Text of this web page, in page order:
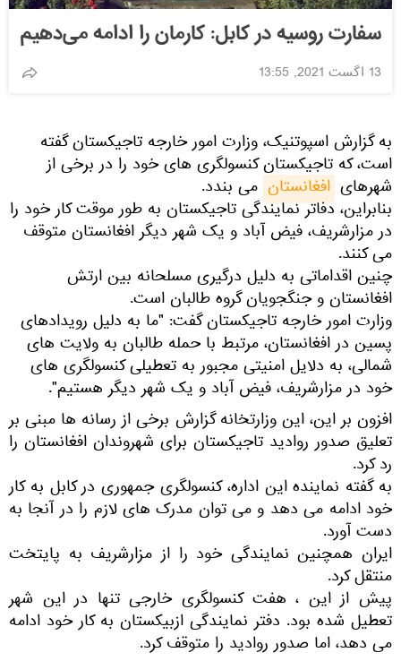
سفارت روسیه در کابل: کارمان را ادامه می‌دهیم
13 اگست 2021, 13:55
به گزارش اسپوتنیک، وزارت امور خارجه تاجیکستان گفته
است، که تاجیکستان کنسولگری های خود را در برخی از
شهرهای افغانستان می بندد.
بنابراین، دفاتر نمایندگی تاجیکستان به طور موقت کار خود را
در مزارشریف، فیض آباد و یک شهر دیگر افغانستان متوقف
می کنند.
چنین اقداماتی به دلیل درگیری مسلحانه بین ارتش
افغانستان و جنگجویان گروه طالبان است.
وزارت امور خارجه تاجیکستان گفت: "ما به دلیل رویدادهای
پسین در افغانستان، مرتبط با حمله طالبان به ولایت های
شمالی، به دلایل امنیتی مجبور به تعطیلی کنسولگری های
خود در مزارشریف، فیض آباد و یک شهر دیگر هستیم".
افزون بر این، این وزارتخانه گزارش برخی از رسانه ها مبنی بر
تعلیق صدور روادید تاجیکستان برای شهروندان افغانستان را
رد کرد.
به گفته نماینده این اداره، کنسولگری جمهوری در کابل به کار
خود ادامه می دهد و می توان مدرک های لازم را در آنجا به
دست آورد.
ایران همچنین نمایندگی خود را از مزارشریف به پایتخت
منتقل کرد.
پیش از این ، هفت کنسولگری خارجی تنها در این شهر
تعطیل شده بود. دفتر نمایندگی ازبیکستان به کار خود ادامه
می دهد، اما صدور روادید را متوقف کرد.